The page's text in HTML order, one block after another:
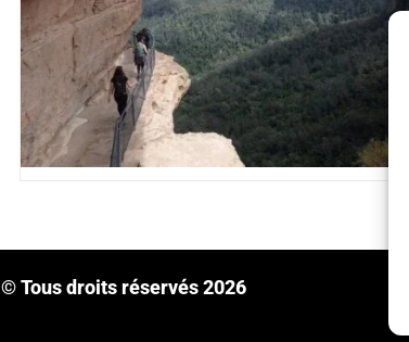
© Tous droits réservés 2026